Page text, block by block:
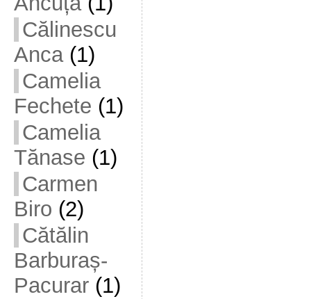
Călinescu
Anca(1)
Camelia
Fechete (1)
Camelia
Tănase (1)
Carmen
Biro (2)
Cătălin
Barburaș-
Pacurar(1)